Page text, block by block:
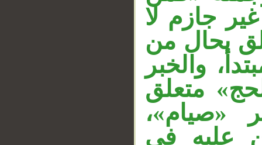
جازم لا
بحال من
والخبر
متعلق
«صيام»،
عليه في